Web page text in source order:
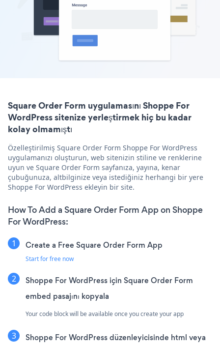
Square Order Form uygulamasını Shoppe For
WordPress sitenize yerleştirmek hiç bu kadar
kolay olmamıştı
Özelleştirilmiş Square Order Form Shoppe For WordPress
uygulamanızı oluşturun, web sitenizin stiline ve renklerine
uyun ve Square Order Form sayfanıza, yayına, kenar
çubuğunuza, altbilginize veya istediğiniz herhangi bir yere
Shoppe For WordPress ekleyin bir site.
How To Add a Square Order Form App on Shoppe
For WordPress:
Create a Free Square Order Form App
Start for free now
Shoppe For WordPress için Square Order Form
embed pasajını kopyala
Your code block will be available once you create your app
Shoppe For WordPress düzenleyicisinde html veya